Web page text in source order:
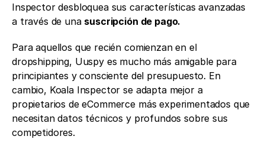
Inspector desbloquea sus características avanzadas
a través de una suscripción de pago.
Para aquellos que recién comienzan en el
dropshipping, Uuspy es mucho más amigable para
principiantes y consciente del presupuesto. En
cambio, Koala Inspector se adapta mejor a
propietarios de eCommerce más experimentados que
necesitan datos técnicos y profundos sobre sus
competidores.